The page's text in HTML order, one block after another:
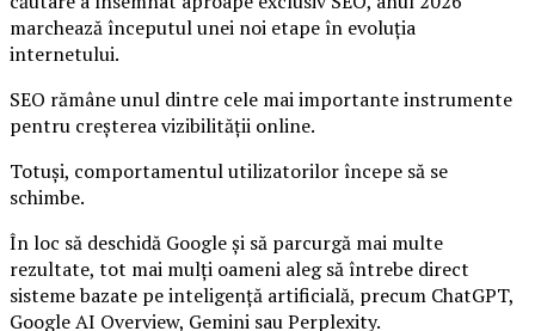
marchează începutul unei noi etape în evoluția
internetului.
SEO rămâne unul dintre cele mai importante instrumente
pentru creșterea vizibilității online.
Totuși, comportamentul utilizatorilor începe să se
schimbe.
În loc să deschidă Google și să parcurgă mai multe
rezultate, tot mai mulți oameni aleg să întrebe direct
sisteme bazate pe inteligență artificială, precum ChatGPT,
Google AI Overview, Gemini sau Perplexity.